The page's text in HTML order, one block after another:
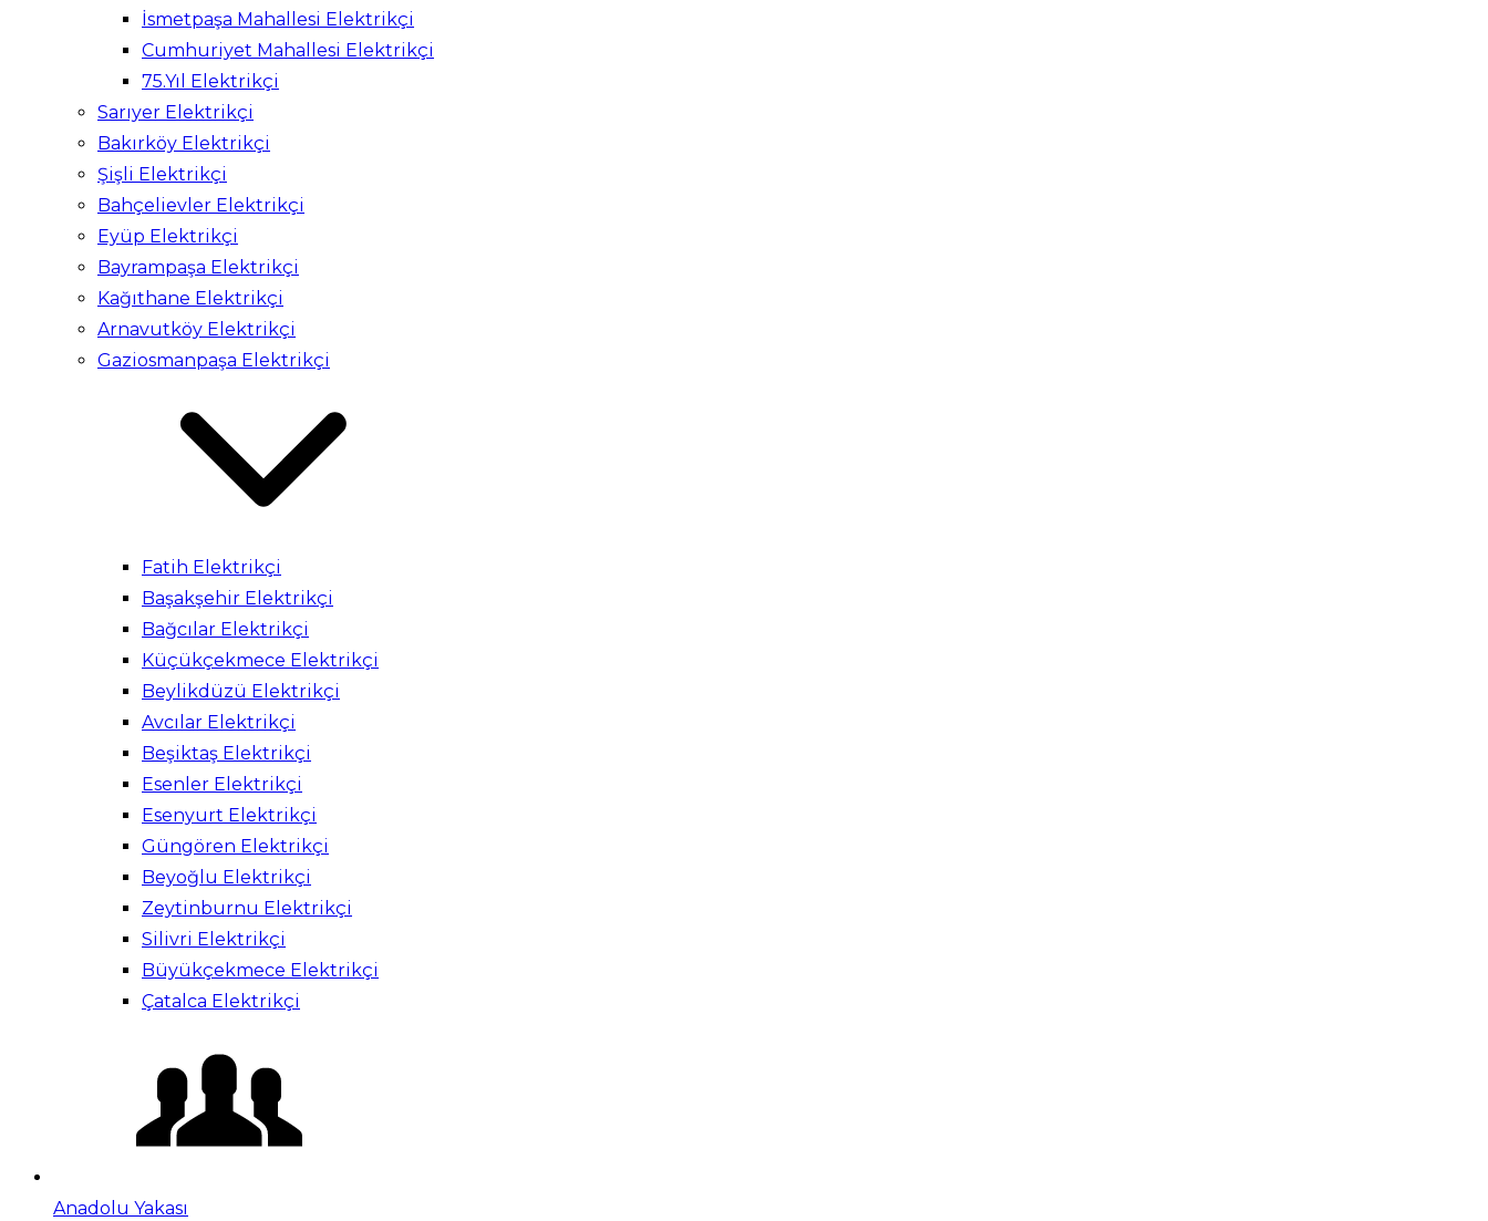
İsmetpaşa Mahallesi Elektrikçi
Cumhuriyet Mahallesi Elektrikçi
75.Yıl Elektrikçi
Sarıyer Elektrikçi
Bakırköy Elektrikçi
Şişli Elektrikçi
Bahçelievler Elektrikçi
Eyüp Elektrikçi
Bayrampaşa Elektrikçi
Kağıthane Elektrikçi
Arnavutköy Elektrikçi
Gaziosmanpaşa Elektrikçi
Fatih Elektrikçi
Başakşehir Elektrikçi
Bağcılar Elektrikçi
Küçükçekmece Elektrikçi
Beylikdüzü Elektrikçi
Avcılar Elektrikçi
Beşiktaş Elektrikçi
Esenler Elektrikçi
Esenyurt Elektrikçi
Güngören Elektrikçi
Beyoğlu Elektrikçi
Zeytinburnu Elektrikçi
Silivri Elektrikçi
Büyükçekmece Elektrikçi
Çatalca Elektrikçi
Anadolu Yakası